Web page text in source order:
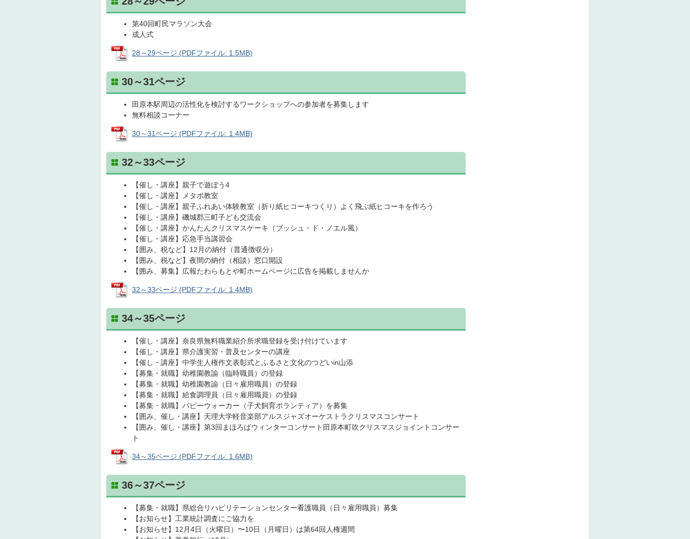
第40回町民マラソン大会
成人式
28～29ページ (PDFファイル: 1.5MB)
30～31ページ
田原本駅周辺の活性化を検討するワークショップへの参加者を募集します
無料相談コーナー
30～31ページ (PDFファイル: 1.4MB)
32～33ページ
【催し・講座】親子で遊ぼう4
【催し・講座】メタボ教室
【催し・講座】親子ふれあい体験教室（折り紙ヒコーキつくり）よく飛ぶ紙ヒコーキを作ろう
【催し・講座】磯城郡三町子ども交流会
【催し・講座】かんたんクリスマスケーキ（ブッシュ・ド・ノエル風）
【催し・講座】応急手当講習会
【囲み、税など】12月の納付（普通徴収分）
【囲み、税など】夜間の納付（相談）窓口開設
【囲み、募集】広報たわらもとや町ホームページに広告を掲載しませんか
32～33ページ (PDFファイル: 1.4MB)
34～35ページ
【催し・講座】奈良県無料職業紹介所求職登録を受け付けています
【催し・講座】県介護実習・普及センターの講座
【催し・講座】中学生人権作文表彰式とふるさと文化のつどいin山添
【募集・就職】幼稚園教諭（臨時職員）の登録
【募集・就職】幼稚園教諭（日々雇用職員）の登録
【募集・就職】給食調理員（日々雇用職員）の登録
【募集・就職】パピーウォーカー（子犬飼育ボランティア）を募集
【囲み、催し・講座】天理大学軽音楽部アルスジャズオーケストラクリスマスコンサート
【囲み、催し・講座】第3回まほろばウィンターコンサート田原本町吹クリスマスジョイントコンサー
ト
34～35ページ (PDFファイル: 1.6MB)
36～37ページ
【募集・就職】県総合リハビリテーションセンター看護職員（日々雇用職員）募集
【お知らせ】工業統計調査にご協力を
【お知らせ】12月4日（火曜日）〜10日（月曜日）は第64回人権週間